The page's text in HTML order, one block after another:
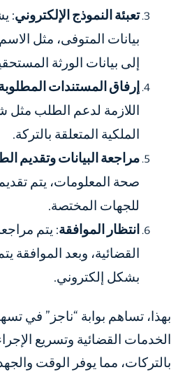
تعبئة النموذج الإلكتروني:
بيانات المتوفى، مثل الاسم
إلى بيانات الورثة
إرفاق المستندات
اللازمة لدعم الطلب
الملكية المتعلقة بالتركة.
مراجعة البيانات وتقديم
صحة المعلومات، يتم
للجهات المختصة.
انتظار الموافقة: يتم
القضائية، وبعد الموافقة
بشكل إلكتروني.
بهذا، تساهم بوابة “ناجز” في
الخدمات القضائية وتسريع
بالتركات، مما يوفر الوقت